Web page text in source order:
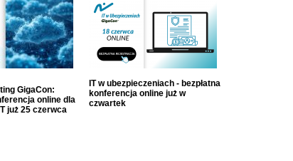
GigaCon:
online dla
już 25 czerwca
IT w ubezpieczeniach - bezpłatna
konferencja online już w
czwartek